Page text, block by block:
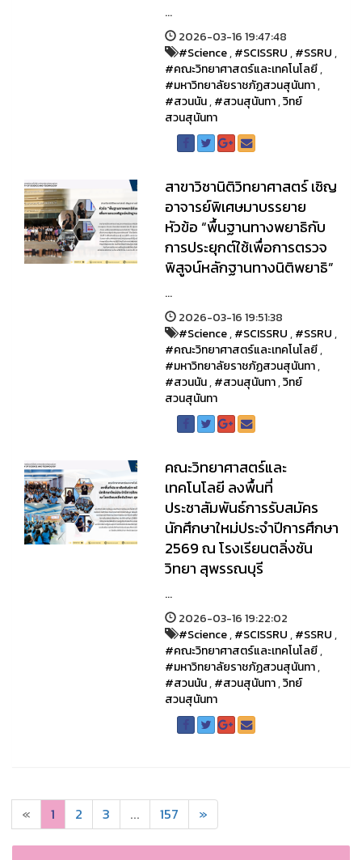
...
2026-03-16 19:47:48
#Science,#SCISSRU,#SSRU,
#คณะวิทยาศาสตร์และเทคโนโลยี,
#มหาวิทยาลัยราชภัฏสวนสุนันทา,
#สวนนัน,#สวนสุนันทา,วิทย์
สวนสุนันทา
สาขาวิชานิติวิทยาศาสตร์ เชิญ
อาจารย์พิเศษมาบรรยาย
หัวข้อ “พื้นฐานทางพยาธิกับ
การประยุกต์ใช้เพื่อการตรวจ
พิสูจน์หลักฐานทางนิติพยาธิ”
...
2026-03-16 19:51:38
#Science,#SCISSRU,#SSRU,
#คณะวิทยาศาสตร์และเทคโนโลยี,
#มหาวิทยาลัยราชภัฏสวนสุนันทา,
#สวนนัน,#สวนสุนันทา,วิทย์
สวนสุนันทา
คณะวิทยาศาสตร์และ
เทคโนโลยี ลงพื้นที่
ประชาสัมพันธ์การรับสมัคร
นักศึกษาใหม่ประจำปีการศึกษา
2569 ณ โรงเรียนตลิ่งชัน
วิทยา สุพรรณบุรี
...
2026-03-16 19:22:02
#Science,#SCISSRU,#SSRU,
#คณะวิทยาศาสตร์และเทคโนโลยี,
#มหาวิทยาลัยราชภัฏสวนสุนันทา,
#สวนนัน,#สวนสุนันทา,วิทย์
สวนสุนันทา
« 1 2 3 ... 157 »